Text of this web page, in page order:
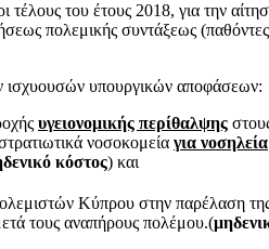
τέλους του έτους 2018, για την
πολεμικής συντάξεως
υπουργικών αποφάσεων:
υγειονομικής περίθαλψης
νοσοκομεία για νοσηλεία
κόστος) και
Κύπρου στην παρέλαση
τους αναπήρους πολέμου.(